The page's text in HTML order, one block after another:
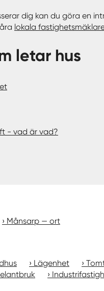
dig kan du göra en
lokala
letar hus
- vad är vad?
Månsarp — ort
Lägenhet